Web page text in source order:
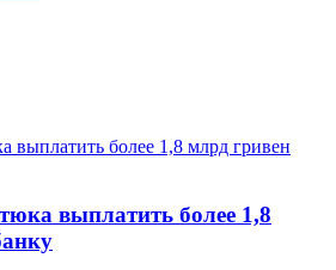
выплатить более 1,8